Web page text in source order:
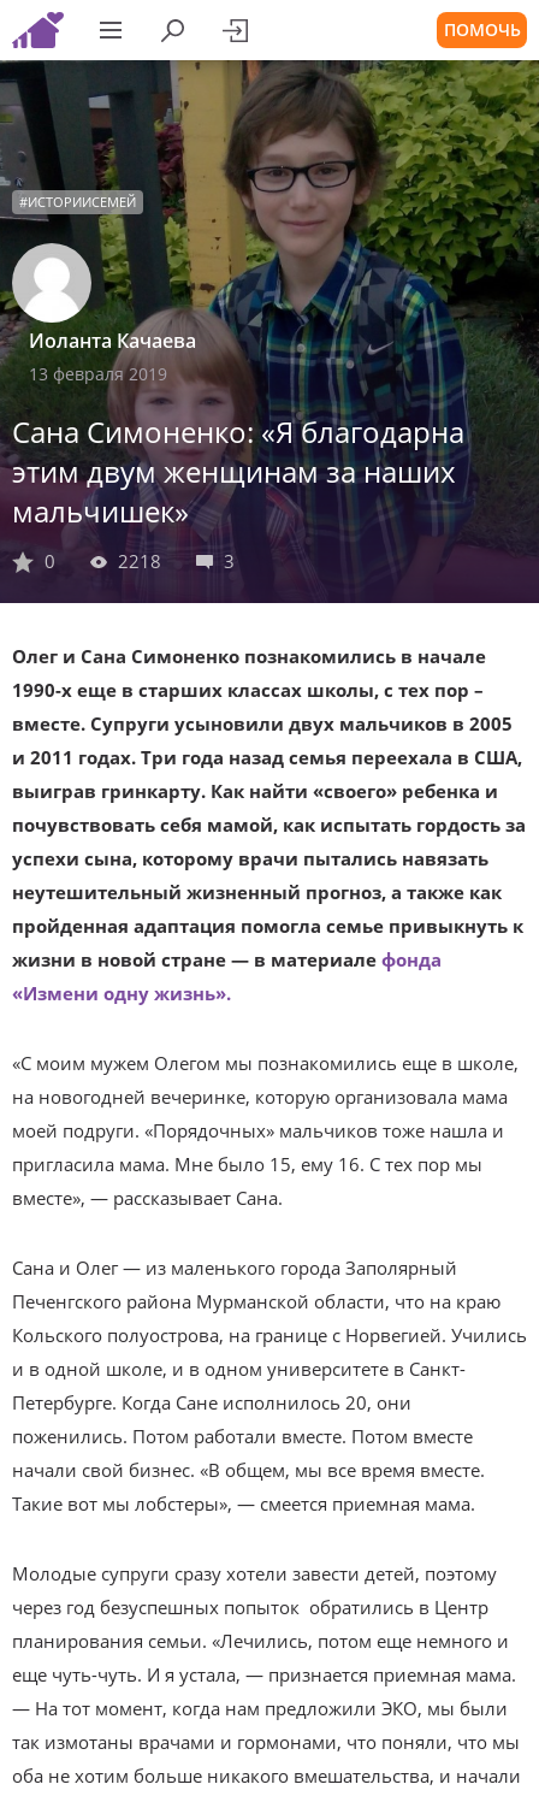
ПОМОЧЬ
#ИСТОРИИСЕМЕЙ
Иоланта Качаева
13 февраля 2019
Сана Симоненко: «Я благодарна
этим двум женщинам за наших
мальчишек»
0 2218 3
Олег и Сана Симоненко познакомились в начале
1990-х еще в старших классах школы, с тех пор –
вместе. Супруги усыновили двух мальчиков в 2005
и 2011 годах. Три года назад семья переехала в США,
выиграв гринкарту. Как найти «своего» ребенка и
почувствовать себя мамой, как испытать гордость за
успехи сына, которому врачи пытались навязать
неутешительный жизненный прогноз, а также как
пройденная адаптация помогла семье привыкнуть к
жизни в новой стране — в материале фонда
«Измени одну жизнь».
«С моим мужем Олегом мы познакомились еще в школе,
на новогодней вечеринке, которую организовала мама
моей подруги. «Порядочных» мальчиков тоже нашла и
пригласила мама. Мне было 15, ему 16. С тех пор мы
вместе», — рассказывает Сана.
Сана и Олег — из маленького города Заполярный
Печенгского района Мурманской области, что на краю
Кольского полуострова, на границе с Норвегией. Учились
и в одной школе, и в одном университете в Санкт-
Петербурге. Когда Сане исполнилось 20, они
поженились. Потом работали вместе. Потом вместе
начали свой бизнес. «В общем, мы все время вместе.
Такие вот мы лобстеры», — смеется приемная мама.
Молодые супруги сразу хотели завести детей, поэтому
через год безуспешных попыток обратились в Центр
планирования семьи. «Лечились, потом еще немного и
еще чуть-чуть. И я устала, — признается приемная мама.
— На тот момент, когда нам предложили ЭКО, мы были
так измотаны врачами и гормонами, что поняли, что мы
оба не хотим больше никакого вмешательства, и начали